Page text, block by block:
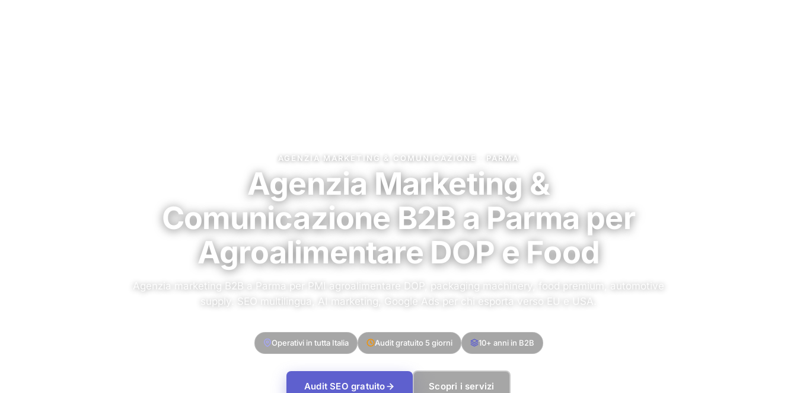
AGENZIA MARKETING & COMUNICAZIONE · PARMA
Agenzia Marketing &
Comunicazione B2B a Parma per
Agroalimentare DOP e Food
Agenzia marketing B2B a Parma per PMI agroalimentare DOP, packaging machinery, food premium, automotive
supply. SEO multilingua, AI marketing, Google Ads per chi esporta verso EU e USA.
Operativi in tutta Italia Audit gratuito 5 giorni 10+ anni in B2B
Audit SEO gratuito Scopri i servizi